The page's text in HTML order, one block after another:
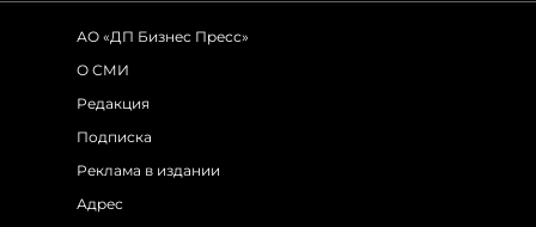
АО «ДП Бизнес Пресс»
О СМИ
Редакция
Подписка
Реклама в издании
Адрес